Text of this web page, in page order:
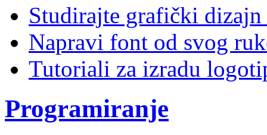
Studirajte grafički dizajn
Napravi font od svog
Tutoriali za izradu
Programiranje